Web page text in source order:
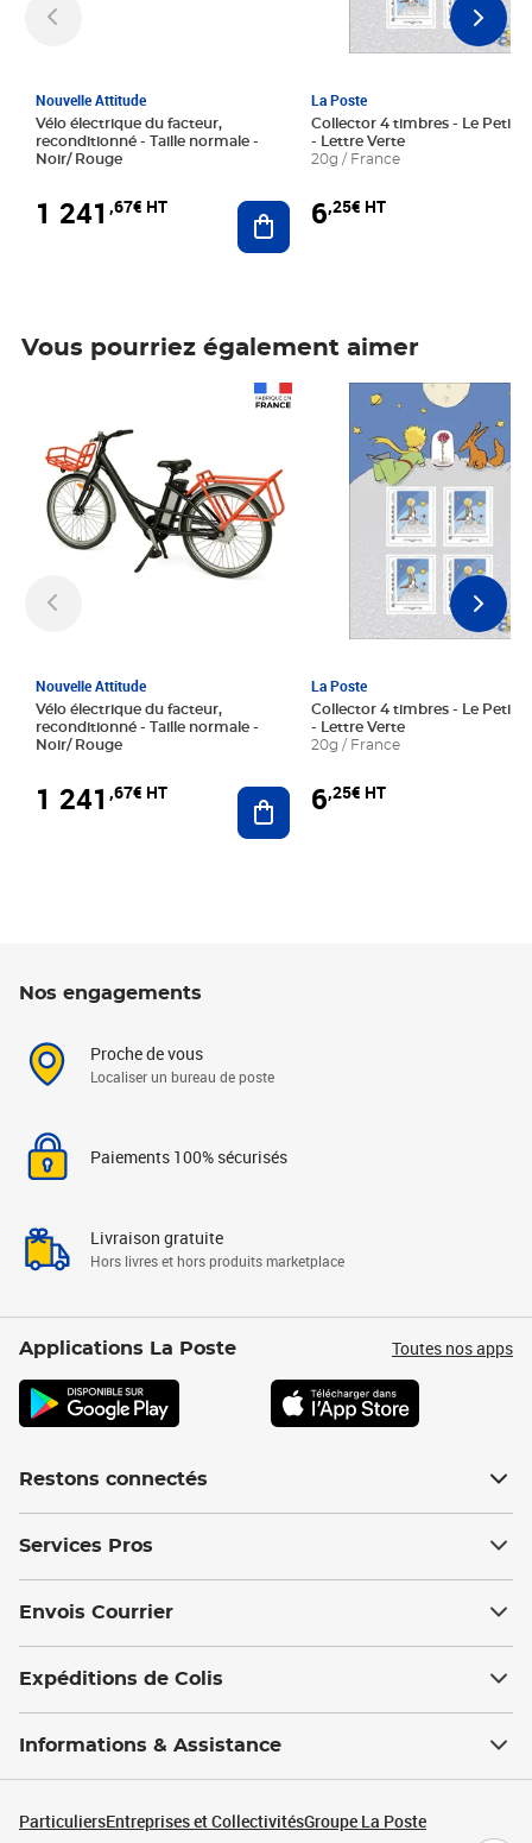
Nouvelle Attitude
Vélo électrique du facteur,
reconditionné - Taille normale -
Noir/ Rouge
1 241 ,67€ HT Ajouter au panier
La Poste
Collector 4 timbres - Le Petit
- Lettre Verte
20g / France
6,25€ HT
Vous pourriez également aimer
Nouvelle Attitude
Vélo électrique du facteur,
reconditionné - Taille normale -
Noir/ Rouge
1 241 ,67€ HT Ajouter au panier
La Poste
Collector 4 timbres - Le Petit
- Lettre Verte
20g / France
6,25€ HT
Prix 6,25€ HT
Nos engagements
Proche de vous
Localiser un bureau de poste
Paiements 100% sécurisés
Livraison gratuite
Hors livres et hors produits marketplace
Applications La Poste Toutes nos apps
Restons connectés
Services Pros
Envois Courrier
Expéditions de Colis
Informations & Assistance
ParticuliersEntreprises et CollectivitésGroupe La Poste